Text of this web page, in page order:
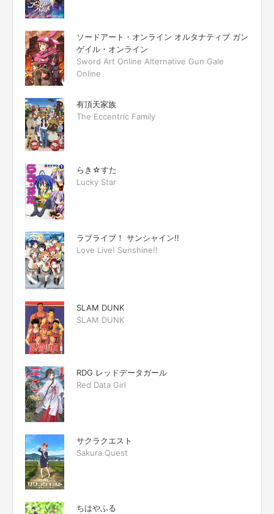
ソードアート・オンライン オルタナティブ ガン
ゲイル・オンライン
Sword Art Online Alternative Gun Gale
Online
有頂天家族
The Eccentric Family
らき☆すた
Lucky Star
ラブライブ！ サンシャイン!!
Love Live! Sunshine!!
SLAM DUNK
SLAM DUNK
RDG レッドデータガール
Red Data Girl
サクラクエスト
Sakura Quest
ちはやふる